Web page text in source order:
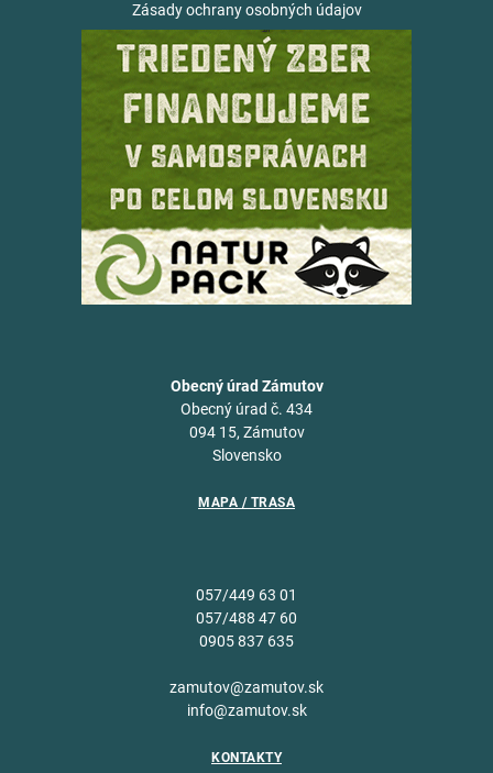
Zásady ochrany osobných údajov
Obecný úrad Zámutov
Obecný úrad č. 434
094 15, Zámutov
Slovensko
MAPA / TRASA
057/449 63 01
057/488 47 60
0905 837 635
zamutov@zamutov.sk
info@zamutov.sk
KONTAKTY